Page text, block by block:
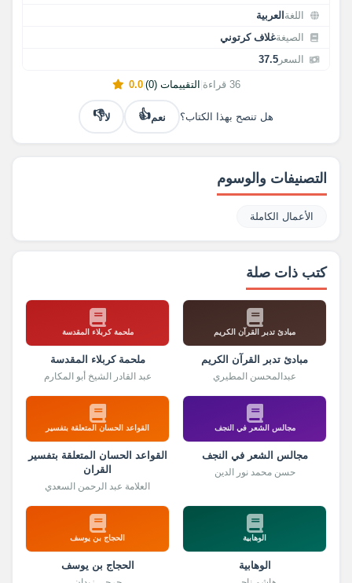
اللغة العربية
الصيغةغلاف كرتوني
السعر 37.5
36 قراءة التقييمات (0) |
0.0
هل تنصح بهذا الكتاب؟ نعم👍 لا👎
التصنيفات والوسوم
الأعمال الكاملة
كتب ذات صلة
مبادئ تدبر القرآن الكريم
مبادئ تدبر القرآن الكريم
عبدالمحسن المطيري
ملحمة كربلاء المقدسة
ملحمة كربلاء المقدسة
عبد القادر الشيخ أبو المكارم
مجالس الشعر في النجف
مجالس الشعر في النجف
حسن محمد نور الدين
القواعد الحسان المتعلقة بتفسير
القواعد الحسان المتعلقة بتفسير
القران
العلامة عبد الرحمن السعدي
الوهابية
الوهابية
الحجاج بن يوسف
الحجاج بن يوسف